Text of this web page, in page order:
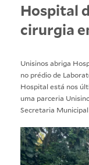
Hospital
cirurgia
Unisinos abriga
no prédio de
Hospital está nos
uma parceria
Secretaria